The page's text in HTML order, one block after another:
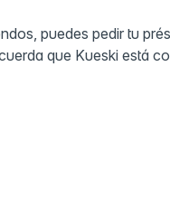
puedes pedir tu
que Kueski está